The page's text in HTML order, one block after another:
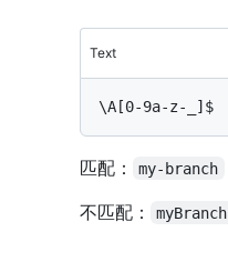
Text
匹配： my-branch
不匹配： myBranch